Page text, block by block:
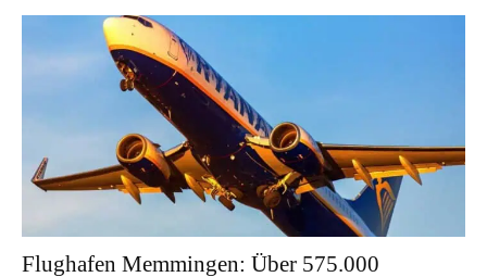
Flughafen Memmingen: Über 575.000